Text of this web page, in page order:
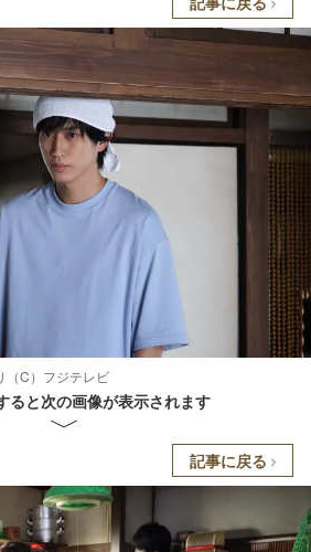
（C）フジテレビ
ると次の画像が表示されます
記事に戻る